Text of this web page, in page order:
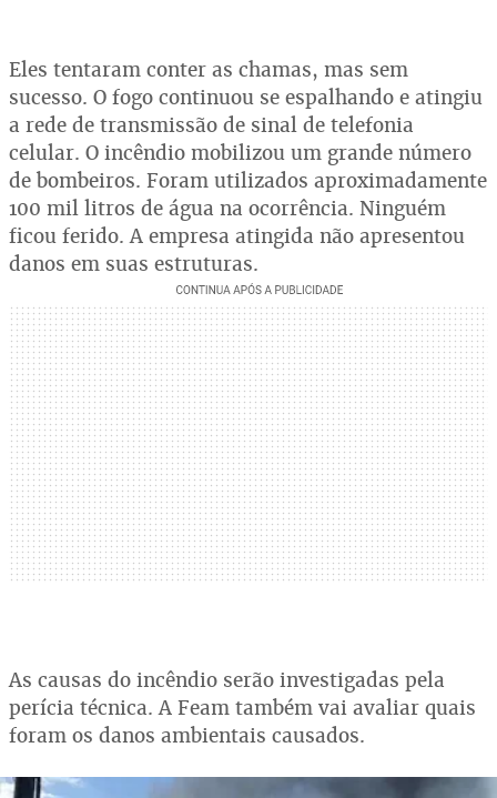
Eles tentaram conter as chamas, mas sem
sucesso. O fogo continuou se espalhando e atingiu
a rede de transmissão de sinal de telefonia
celular. O incêndio mobilizou um grande número
de bombeiros. Foram utilizados aproximadamente
100 mil litros de água na ocorrência. Ninguém
ficou ferido. A empresa atingida não apresentou
danos em suas estruturas.
As causas do incêndio serão investigadas pela
perícia técnica. A Feam também vai avaliar quais
foram os danos ambientais causados.